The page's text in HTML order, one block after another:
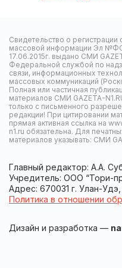
Свидетельство о регистрации
массовой информации Эл
17.06.2015г. выдано СМИ
Федеральной службой по
связи, информационных
массовых коммуникаций
Полная или частичная
материалов СМИ GAZETA-
только с письменного
редакции! При цитировании
прямая активная ссылка на
n1.ru обязательна. Для
материалов указывать: СМИ
Главный редактор: А.А.
Учредитель: ООО “Тори-
Адрес: 670031 г. Улан-
Политика в отношении
Дизайн и разработка —